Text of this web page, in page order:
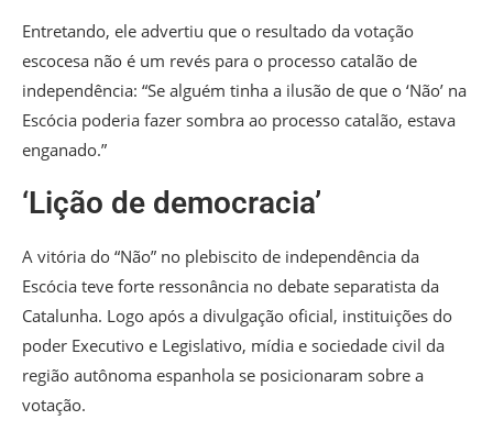
Entretando, ele advertiu que o resultado da votação
escocesa não é um revés para o processo catalão de
independência: “Se alguém tinha a ilusão de que o ‘Não’ na
Escócia poderia fazer sombra ao processo catalão, estava
enganado.”
‘Lição de democracia’
A vitória do “Não” no plebiscito de independência da
Escócia teve forte ressonância no debate separatista da
Catalunha. Logo após a divulgação oficial, instituições do
poder Executivo e Legislativo, mídia e sociedade civil da
região autônoma espanhola se posicionaram sobre a
votação.